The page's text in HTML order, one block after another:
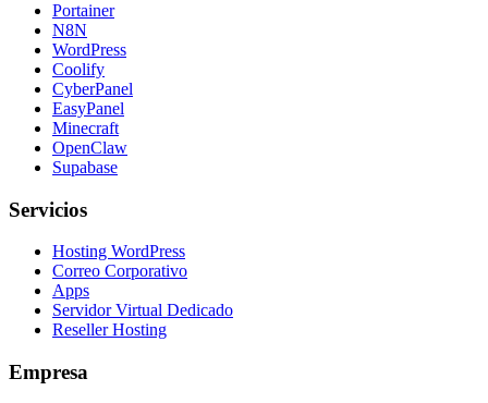
Portainer
N8N
WordPress
Coolify
CyberPanel
EasyPanel
Minecraft
OpenClaw
Supabase
Servicios
Hosting WordPress
Correo Corporativo
Apps
Servidor Virtual Dedicado
Reseller Hosting
Empresa